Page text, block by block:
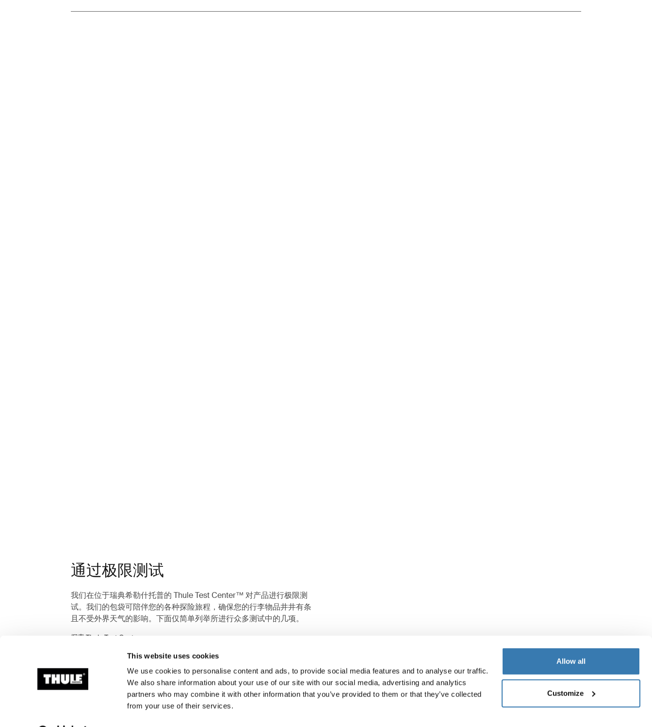
This website uses cookies
We use cookies to personalise content and ads, to provide social media features and to analyse our traffic.
We also share information about your use of our site with our social media, advertising and analytics
partners who may combine it with other information that you’ve provided to them or that they’ve collected
from your use of their services.
Allow all
Customize
通过极限测试
我们在位于瑞典希勒什托普的 Thule Test Center™ 对产品进行极限测
试。我们的包袋可陪伴您的各种探险旅程，确保您的行李物品井井有条
且不受外界天气的影响。下面仅简单列举所进行众多测试中的几项。
探索 Thule Test Center